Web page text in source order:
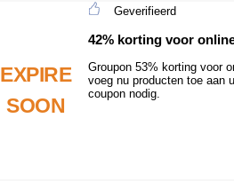
EXPIRE
SOON
Geverifieerd
42% korting voor
Groupon 53% korting voor
voeg nu producten toe aan
coupon nodig.